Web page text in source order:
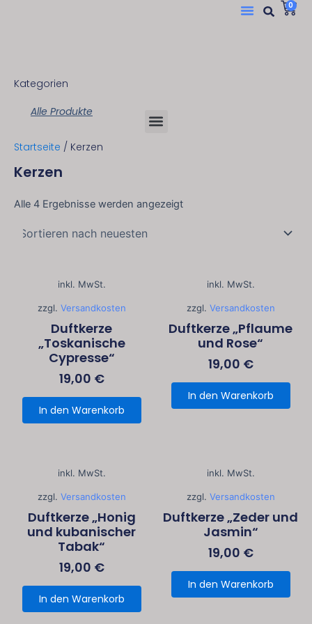
Menü 0
Kategorien
Alle Produkte
Menü
Startseite / Kerzen
Kerzen
Alle 4 Ergebnisse werden angezeigtneuesten
inkl. MwSt.
zzgl. Versandkosten
Duftkerze
„Toskanische
Cypresse“
19,00 €
In den Warenkorb
inkl. MwSt.
zzgl. Versandkosten
Duftkerze „Pflaume
und Rose“
19,00 €
In den Warenkorb
inkl. MwSt.
zzgl. Versandkosten
Duftkerze „Honig
und kubanischer
Tabak“
19,00 €
In den Warenkorb
inkl. MwSt.
zzgl. Versandkosten
Duftkerze „Zeder und
Jasmin“
19,00 €
In den Warenkorb